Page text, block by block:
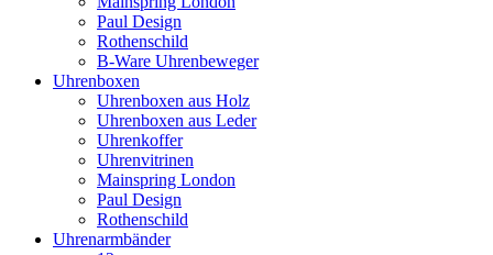
Paul Design
Rothenschild
B-Ware Uhrenbeweger
Uhrenboxen
Uhrenboxen aus Holz
Uhrenboxen aus Leder
Uhrenkoffer
Uhrenvitrinen
Mainspring London
Paul Design
Rothenschild
Uhrenarmbänder